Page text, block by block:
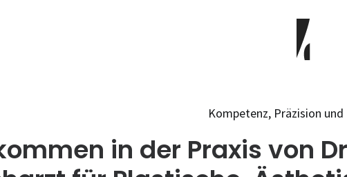
Kompetenz, Präzision
in der Praxis von